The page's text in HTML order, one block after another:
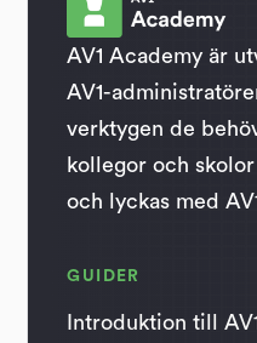
AV1 Academy är
AV1-
verktygen de
kollegor och
och lyckas med
GUIDER
Introduktion till